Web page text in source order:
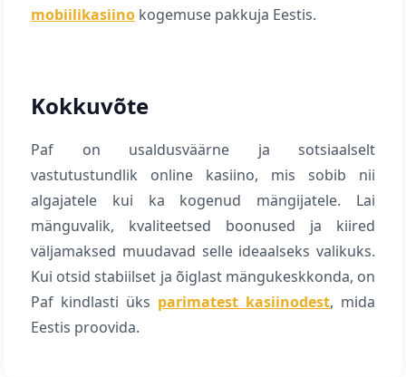
mobiilikasiino kogemuse pakkuja Eestis.
Kokkuvõte
Paf on usaldusväärne ja sotsiaalselt
vastutustundlik online kasiino, mis sobib nii
algajatele kui ka kogenud mängijatele. Lai
mänguvalik, kvaliteetsed boonused ja kiired
väljamaksed muudavad selle ideaalseks valikuks.
Kui otsid stabiilset ja õiglast mängukeskkonda, on
Paf kindlasti üks parimatest kasiinodest, mida
Eestis proovida.